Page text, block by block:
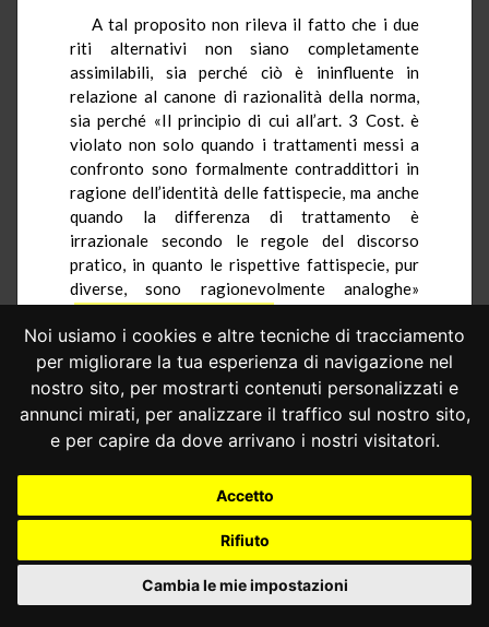
Noi usiamo i cookies e altre tecniche di tracciamento
per migliorare la tua esperienza di navigazione nel
nostro sito, per mostrarti contenuti personalizzati e
annunci mirati, per analizzare il traffico sul nostro sito,
e per capire da dove arrivano i nostri visitatori.
Accetto
Rifiuto
Cambia le mie impostazioni
A tal proposito non rileva il fatto che i due
riti alternativi non siano completamente
assimilabili, sia perché ciò è ininfluente in
relazione al canone di razionalità della norma,
sia perché «Il principio di cui all’art. 3 Cost. è
violato non solo quando i trattamenti messi a
confronto sono formalmente contraddittori in
ragione dell’identità delle fattispecie, ma anche
quando la differenza di trattamento è
irrazionale secondo le regole del discorso
pratico, in quanto le rispettive fattispecie, pur
diverse, sono ragionevolmente analoghe»
caso in esame. Si consideri, poi, che l’attuale
disciplina non esclude che, a seguito
dell’opposizione del querelante, che è ostativa
alla definizione mediante decreto penale di
condanna, il procedimento sfoci proprio nel rito
di cui all’art. 444 c.p.p., con la conseguenza che
viene egualmente negata la possibilità di
trovare nel processo penale la sede per far
2.4.– La possibilità per il querelante di
opporsi alla definizione del procedimento con
decreto non trova adeguata giustificazione